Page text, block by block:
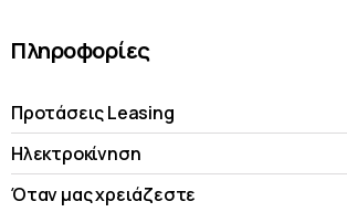
Πληροφορίες
Προτάσεις Leasing
Ηλεκτροκίνηση
Όταν μας χρειάζεστε